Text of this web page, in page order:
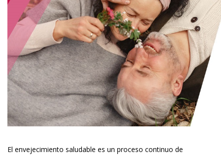
El envejecimiento saludable es un proceso continuo de